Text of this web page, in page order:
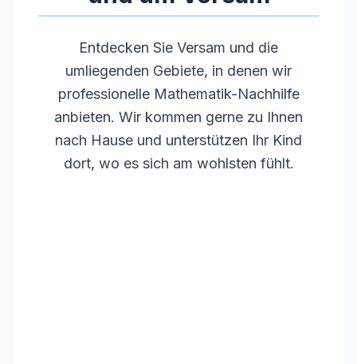
Entdecken Sie Versam und die
umliegenden Gebiete, in denen wir
professionelle Mathematik-Nachhilfe
anbieten. Wir kommen gerne zu Ihnen
nach Hause und unterstützen Ihr Kind
dort, wo es sich am wohlsten fühlt.